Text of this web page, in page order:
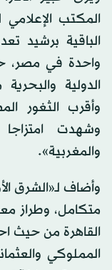
المكتب الإعلامي
الباقية برشيد
واحدة في مصر،
الدولية
وأقرب الثغور
وشهدت امتزاجا
والمغربية».
وأضاف لـ«الشرق
متكامل، وطراز
القاهرة من حيث
المملوكي